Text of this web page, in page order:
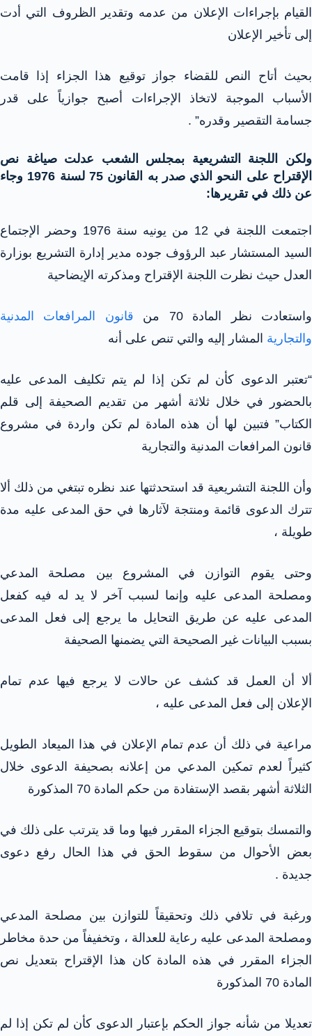
القيام بإجراءات الإعلان من عدمه وتقدير الظروف التي أدت
إلى تأخير الإعلان
بحيث أتاح النص للقضاء جواز توقيع هذا الجزاء إذا قامت
الأسباب الموجبة لاتخاذ الإجراءات أصبح جوازياً على قدر
جسامة التقصير وقدره” .
ولكن اللجنة التشريعية بمجلس الشعب عدلت صياغة نص
الإقتراح على النحو الذي صدر به القانون 75 لسنة 1976 وجاء
عن ذلك في تقريرها:
اجتمعت اللجنة في 12 من يونيه سنة 1976 وحضر الإجتماع
السيد المستشار عبد الرؤوف جوده مدير إدارة التشريع بوزارة
العدل حيث نظرت اللجنة الإقتراح ومذكرته الإيضاحية
واستعادت نظر المادة 70 من
قانون المرافعات المدنية
والتجارية المشار إليه والتي تنص على أنه
“تعتبر الدعوى كأن لم تكن إذا لم يتم تكليف المدعى عليه
بالحضور في خلال ثلاثة أشهر من تقديم الصحيفة إلى قلم
الكتاب” فتبين لها أن هذه المادة لم تكن واردة في مشروع
قانون المرافعات المدنية والتجارية
وأن اللجنة التشريعية قد استحدثتها عند نظره تبتغي من ذلك ألا
تترك الدعوى قائمة ومنتجة لآثارها في حق المدعى عليه مدة
طويلة ،
وحتى يقوم التوازن في المشروع بين مصلحة المدعي
ومصلحة المدعى عليه وإنما لسبب آخر لا يد له فيه كفعل
المدعى عليه عن طريق التحايل ما يرجع إلى فعل المدعى
بسبب البيانات غير الصحيحة التي يضمنها الصحيفة
ألا أن العمل قد كشف عن حالات لا يرجع فيها عدم تمام
الإعلان إلى فعل المدعى عليه ،
مراعية في ذلك أن عدم تمام الإعلان في هذا الميعاد الطويل
كثيراً لعدم تمكين المدعي من إعلانه بصحيفة الدعوى خلال
الثلاثة أشهر بقصد الإستفادة من حكم المادة 70 المذكورة
والتمسك بتوقيع الجزاء المقرر فيها وما قد يترتب على ذلك في
بعض الأحوال من سقوط الحق في هذا الحال رفع دعوى
جديدة .
ورغبة في تلافي ذلك وتحقيقاً للتوازن بين مصلحة المدعي
ومصلحة المدعى عليه رعاية للعدالة ، وتخفيفاً من حدة مخاطر
الجزاء المقرر في هذه المادة كان هذا الإقتراح بتعديل نص
المادة 70 المذكورة
تعديلا من شأنه جواز الحكم بإعتبار الدعوى كأن لم تكن إذا لم